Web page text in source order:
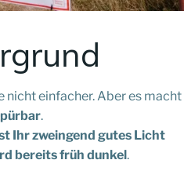
nicht einfacher. Aber es macht
.
Ihr zweingend gutes Licht
bereits früh dunkel.